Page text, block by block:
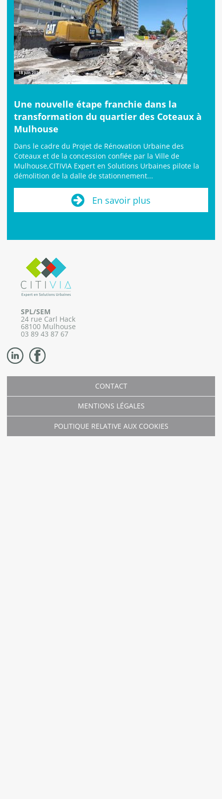
Une nouvelle étape franchie dans la
transformation du quartier des Coteaux à
Mulhouse
Dans le cadre du Projet de Rénovation Urbaine des
Coteaux et de la concession confiée par la Ville de
Mulhouse,CITIVIA Expert en Solutions Urbaines pilote la
démolition de la dalle de stationnement...
En savoir plus
SPL/SEM
24 rue Carl Hack
68100 Mulhouse
03 89 43 87 67
CONTACT
MENTIONS LÉGALES
POLITIQUE RELATIVE AUX COOKIES